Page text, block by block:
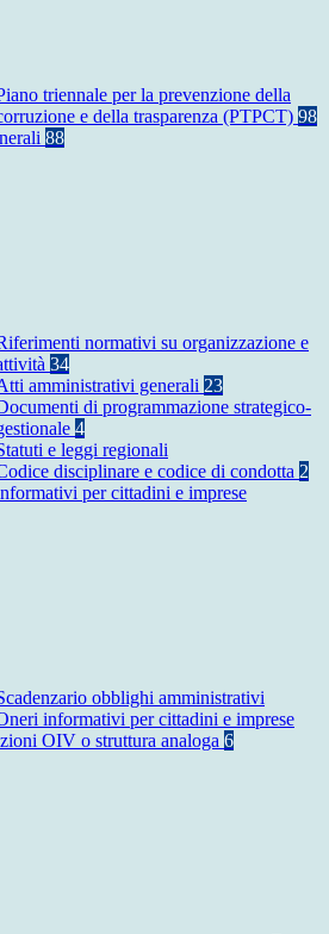
triennale per la prevenzione della
e della trasparenza (PTPCT) 98
88
normativi su organizzazione e
34
amministrativi generali 23
di programmazione strategico-
4
e leggi regionali
disciplinare e codice di condotta 2
per cittadini e imprese
obblighi amministrativi
informativi per cittadini e imprese
OIV o struttura analoga 6